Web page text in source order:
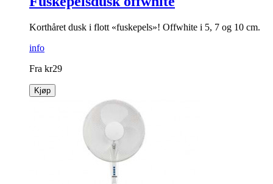
Korthåret dusk i flott «fuskepels»! Offwhite i 5, 7 og 10 cm.
info
Fra kr29
Kjøp